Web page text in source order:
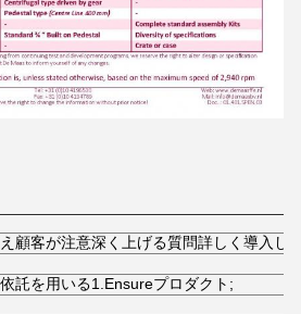
顧客が注意深く上げる質問詳しく導入し
託を用いる1.Ensureプロダクト;